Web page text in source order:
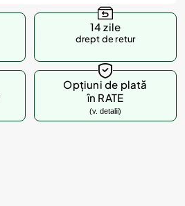
14 zile
drept de retur
Opțiuni de plată
în RATE
(v. detalii)